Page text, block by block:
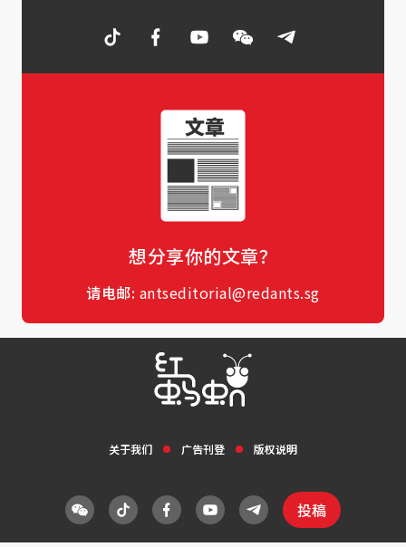
想分享你的文章？
请电邮: antseditorial@redants.sg
关于我们 广告刊登 版权说明
投稿